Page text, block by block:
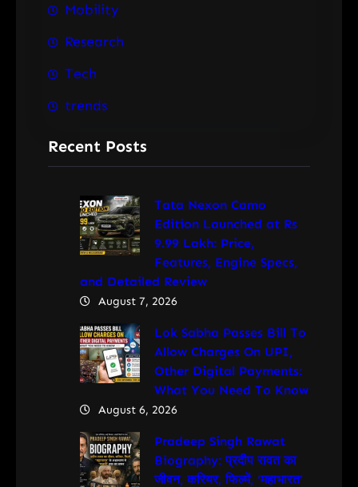
Mobility
Research
Tech
trends
Recent Posts
Tata Nexon Camo
Edition Launched at Rs
9.99 Lakh: Price,
Features, Engine Specs,
and Detailed Review
August 7, 2026
Lok Sabha Passes Bill To
Allow Charges On UPI,
Other Digital Payments:
What You Need To Know
August 6, 2026
Pradeep Singh Rawat
Biography: प्रदीप रावत का
जीवन, करियर, फिल्में, ‘महाभारत’